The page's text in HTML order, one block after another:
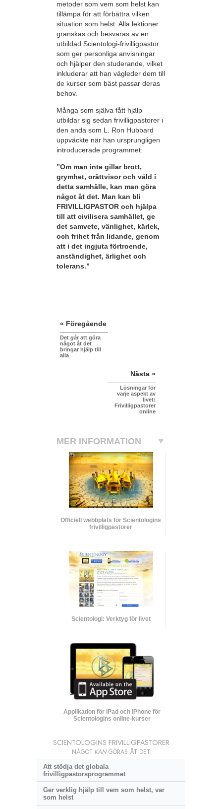
metoder som vem som helst kan
tillämpa för att förbättra vilken
situation som helst. Alla lektioner
granskas och besvaras av en
utbildad Scientologi-frivilligpastor
som ger personliga anvisningar
och hjälper den studerande, vilket
inkluderar att han vägleder dem till
de kurser som bäst passar deras
behov.
Många som själva fått hjälp
utbildar sig sedan frivilligpastorer i
den anda som L. Ron Hubbard
uppväckte när han ursprungligen
introducerade programmet:
”Om man inte gillar brott,
grymhet, orättvisor och våld i
detta samhälle, kan man göra
något åt det. Man kan bli
FRIVILLIGPASTOR och hjälpa
till att civilisera samhället, ge
det samvete, vänlighet, kärlek,
och frihet från lidande, genom
att i det ingjuta förtroende,
anständighet, ärlighet och
tolerans.”
« Föregående
Det gåratt göra
något åt det
bringar hjälp till
alla
Nästa »
Lösningar för
varje aspekt av
livet:
Frivilligpastorer
online
MER INFORMATION
Officiell webbplats för Scientologins
frivilligpastorer
Scientologi: Verktyg för livet
Applikation för iPad och iPhone för
Scientologins online-kurser
SCIENTOLOGINS FRIVILLIGPASTORER
NÅGOT KAN GÖRAS ÅT DET
Att stödja det globala
frivilligpastorsprogrammet
Ger verklig hjälp till vem som helst, var
som helst